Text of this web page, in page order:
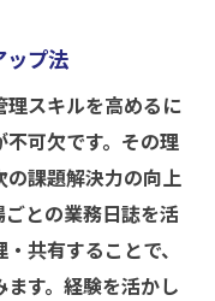
ップ法
スキルを高めるに
可欠です。その理
の課題解決力の向上
との業務日誌を活
共有することで、
す。経験を活かし